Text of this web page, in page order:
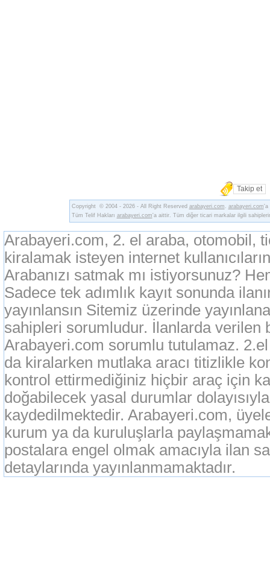
Takip et
Copyright © 2004 - 2026 - All Right Reserved arabayeri.com . arabayeri.com'a
Tüm Telif Hakları arabayeri.com'a aittir. Tüm diğer ticari markalar ilgili
Arabayeri.com, 2. el araba, otomobil,
kiralamak isteyen internet
Arabanızı satmak mı istiyorsunuz?
Sadece tek adımlık kayıt sonunda
yayınlansın Sitemiz üzerinde
sahipleri sorumludur. İlanlarda verilen
Arabayeri.com sorumlu tutulamaz.
da kiralarken mutlaka aracı titizlikle
kontrol ettirmediğiniz hiçbir araç için
doğabilecek yasal durumlar
kaydedilmektedir. Arabayeri.com,
kurum ya da kuruluşlarla
postalara engel olmak amacıyla ilan
detaylarında yayınlanmamaktadır.